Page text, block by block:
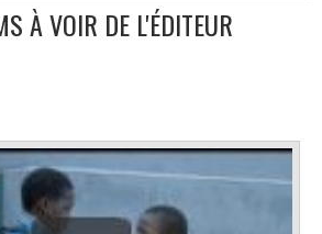
À VOIR DE L'ÉDITEUR